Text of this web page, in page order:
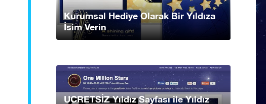
Kurumsal Hediye Olarak Bir Yıldıza
İsim Verin
UCRETSİZ Yıldız Sayfası ile Yıldız